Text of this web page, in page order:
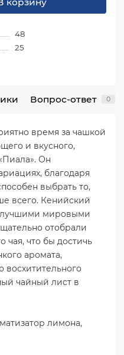
48
25
Вопрос-ответ 0
время за чашкой
и вкусного,
Он
благодаря
выбрать то,
всего. Кенийский
лучшими мировыми
отобрали
чая, что бы достичь
аромата,
восхитительного
чайный лист в
лимона,